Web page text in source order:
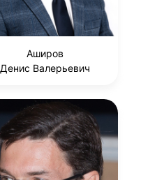
Аширов
Денис Валерьевич